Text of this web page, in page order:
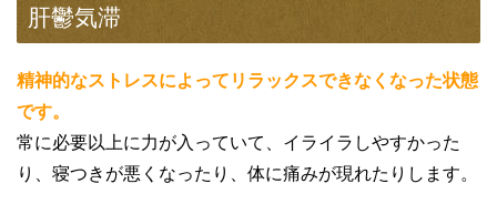
肝鬱気滞
精神的なストレスによってリラックスできなくなった状態
です。
常に必要以上に力が入っていて、イライラしやすかった
り、寝つきが悪くなったり、体に痛みが現れたりします。